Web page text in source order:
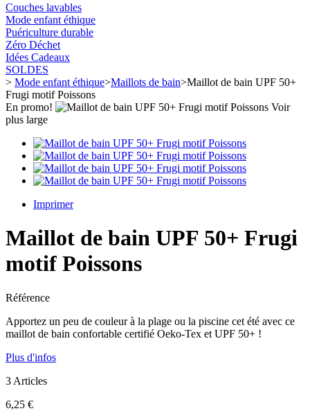
Couches lavables
Mode enfant éthique
Puériculture durable
Zéro Déchet
Idées Cadeaux
SOLDES
> Mode enfant éthique>Maillots de bain>Maillot de bain UPF 50+
Frugi motif Poissons
En promo!
Voir
plus large
Imprimer
Maillot de bain UPF 50+ Frugi
motif Poissons
Référence
Apportez un peu de couleur à la plage ou la piscine cet été avec ce
maillot de bain confortable certifié Oeko-Tex et UPF 50+ !
Plus d'infos
3 Articles
6,25 €